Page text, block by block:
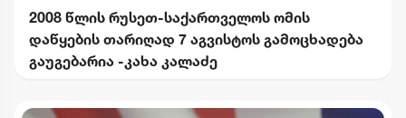
2008 წლის რუსეთ-საქართველოს ომის
დაწყების თარიღად 7 აგვისტოს გამოცხადება
გაუგებარია -კახა კალაძე